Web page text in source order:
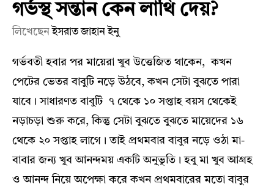
গর্ভস্থ সন্তান কেন লাথি দেয়?
লিখেছেনইসরাত জাহান ইনু
গর্ভবতী হবার পর মায়েরা খুব উত্তেজিত থাকেন, কখন
পেটের ভেতর বাবুটি নড়ে উঠবে, কখন সেটা বুঝতে পারা
যাবে। সাধারণত বাবুটি ৭ থেকে ১০ সপ্তাহ বয়স থেকেই
নড়াচড়া শুরু করে, কিন্তু সেটা বুঝতে বুঝতে মায়েদের ১৬
থেকে ২০ সপ্তাহ লাগে। তাই প্রথমবার বাবুর নড়ে ওঠা মা-
বাবার জন্য খুব আনন্দময় একটি অনুভূতি। হবু মা খুব আগ্রহ
ও আনন্দ নিয়ে অপেক্ষা করে কখন প্রথমবারের মতো বাবুর